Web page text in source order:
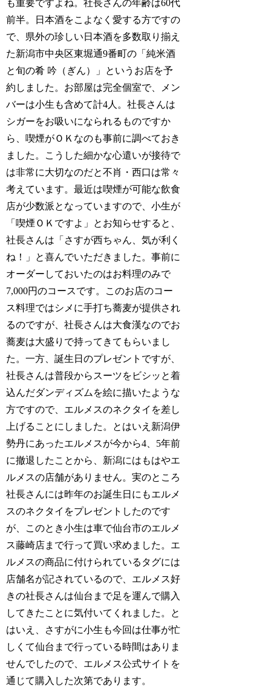
も重要ですよね。社長さんの年齢は60代
前半。日本酒をこよなく愛する方ですの
で、県外の珍しい日本酒を多数取り揃え
た新潟市中央区東堀通9番町の「純米酒
と旬の肴 吟（ぎん）」というお店を予
約しました。お部屋は完全個室で、メン
バーは小生も含めて計4人。社長さんは
シガーをお吸いになられるものですか
ら、喫煙がＯＫなのも事前に調べておき
ました。こうした細かな心遣いが接待で
は非常に大切なのだと不肖・西口は常々
考えています。最近は喫煙が可能な飲食
店が少数派となっていますので、小生が
「喫煙ＯＫですよ」とお知らせすると、
社長さんは「さすが西ちゃん、気が利く
ね！」と喜んでいただきました。事前に
オーダーしておいたのはお料理のみで
7,000円のコースです。このお店のコー
ス料理ではシメに手打ち蕎麦が提供され
るのですが、社長さんは大食漢なのでお
蕎麦は大盛りで持ってきてもらいまし
た。一方、誕生日のプレゼントですが、
社長さんは普段からスーツをビシッと着
込んだダンディズムを絵に描いたような
方ですので、エルメスのネクタイを差し
上げることにしました。とはいえ新潟伊
勢丹にあったエルメスが今から4、5年前
に撤退したことから、新潟にはもはやエ
ルメスの店舗がありません。実のところ
社長さんには昨年のお誕生日にもエルメ
スのネクタイをプレゼントしたのです
が、このとき小生は車で仙台市のエルメ
ス藤崎店まで行って買い求めました。エ
ルメスの商品に付けられているタグには
店舗名が記されているので、エルメス好
きの社長さんは仙台まで足を運んで購入
してきたことに気付いてくれました。と
はいえ、さすがに小生も今回は仕事が忙
しくて仙台まで行っている時間はありま
せんでしたので、エルメス公式サイトを
通じて購入した次第であります。